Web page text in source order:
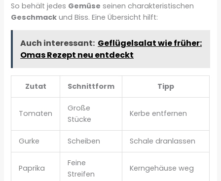
So behält jedes Gemüse seinen charakteristischen
Geschmack und Biss. Eine Übersicht hilft:
Auch interessant: Geflügelsalat wie früher:
Omas Rezept neu entdeckt
Zutat Schnittform Tipp
Tomaten
Große
Stücke
Kerbe entfernen
Gurke Scheiben Schale dranlassen
Paprika
Feine
Streifen
Kerngehäuse weg